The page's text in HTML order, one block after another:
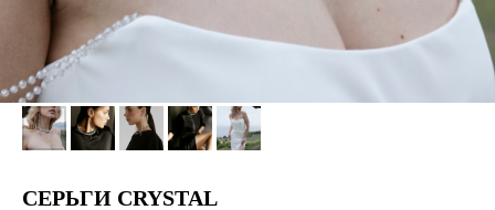
СЕРЬГИ CRYSTAL